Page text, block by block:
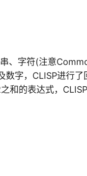
、字符(注意
数字，CLISP进行
和的表达式，